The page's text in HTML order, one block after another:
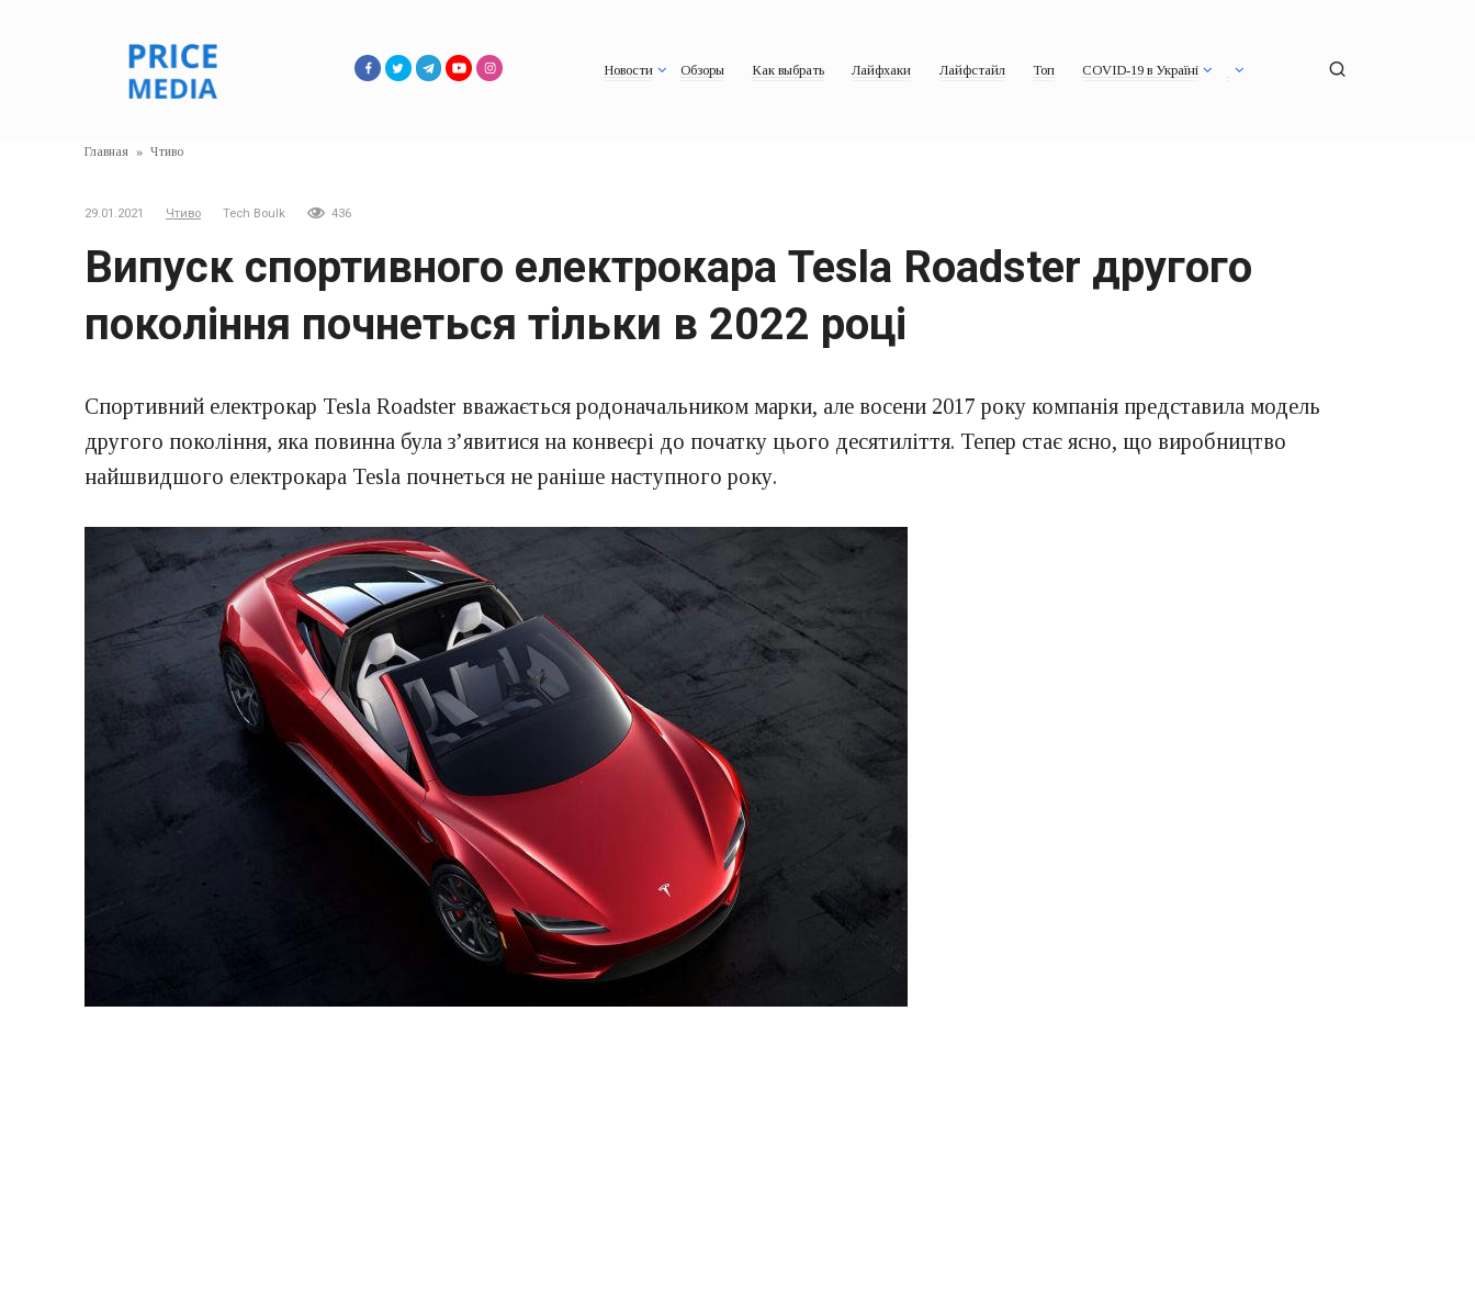
Новости Обзоры Как выбрать Лайфхаки Лайфстайл Топ COVID-19 в Україні
Главная » Чтиво
29.01.2021 Чтиво Tech Boulk 436
Випуск спортивного електрокара Tesla Roadster другого
покоління почнеться тільки в 2022 році
Спортивний електрокар Tesla Roadster вважається родоначальником марки, але восени 2017 року компанія представила модель
другого покоління, яка повинна була з’явитися на конвеєрі до початку цього десятиліття. Тепер стає ясно, що виробництво
найшвидшого електрокара Tesla почнеться не раніше наступного року.